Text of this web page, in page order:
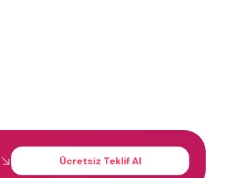
Ücretsiz Teklif Al